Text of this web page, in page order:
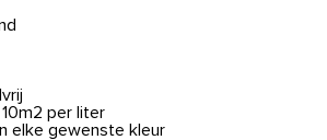
per liter
elke gewenste kleur